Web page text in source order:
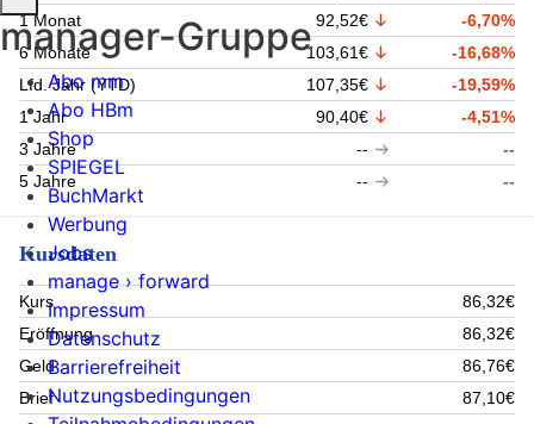
1 Monat
92,52€
-6,70%
6 Monate
103,61€
-16,68%
Lfd. Jahr (YTD)
107,35€
-19,59%
1 Jahr
90,40€
-4,51%
3 Jahre
--
--
5 Jahre
-- --
Kursdaten
Kurs
86,32€
Eröffnung
86,32€
Geld
86,76€
Brief
87,10€
manager-Gruppe
Abo mm
Abo HBm
Shop
SPIEGEL
BuchMarkt
Werbung
Jobs
manage › forward
Impressum
Datenschutz
Barrierefreiheit
Nutzungsbedingungen